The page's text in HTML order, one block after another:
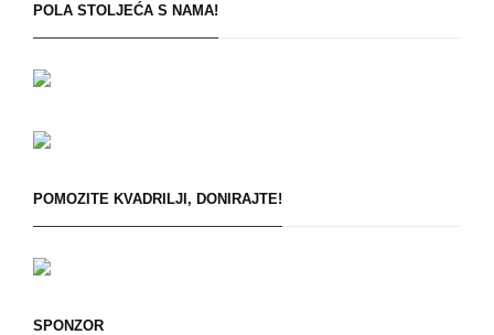
POLA STOLJEĆA S NAMA!
POMOZITE KVADRILJI, DONIRAJTE!
SPONZOR